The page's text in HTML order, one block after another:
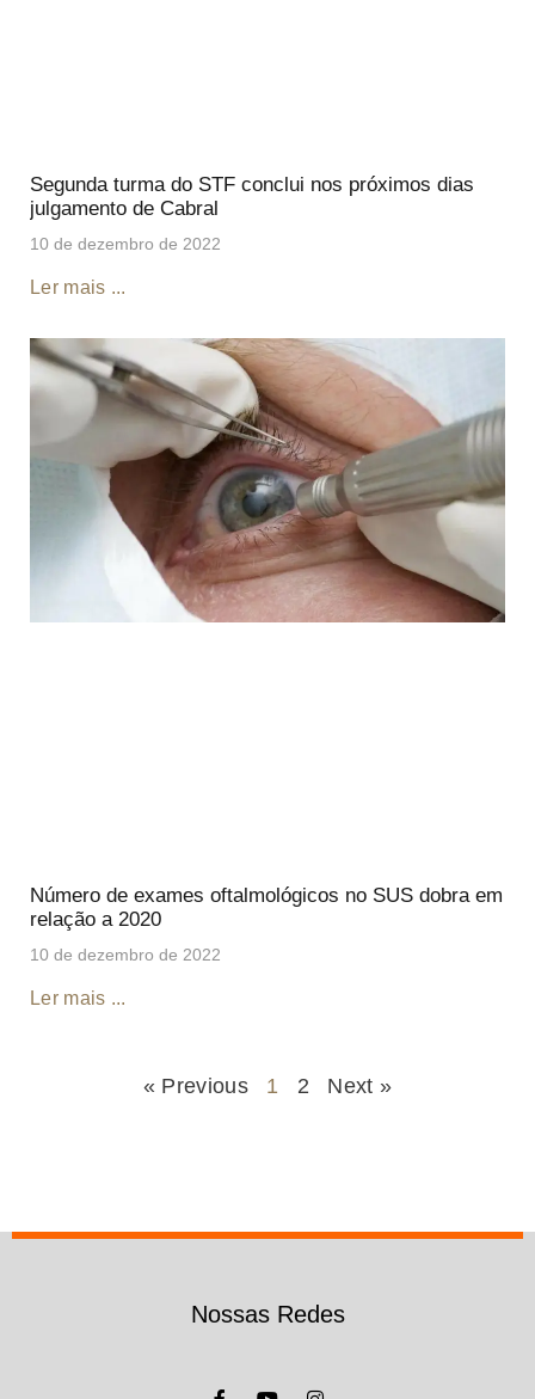
Segunda turma do STF conclui nos próximos dias
julgamento de Cabral
10 de dezembro de 2022
Ler mais ...
Número de exames oftalmológicos no SUS dobra em
relação a 2020
10 de dezembro de 2022
Ler mais ...
« Previous 1 2 Next »
Nossas Redes